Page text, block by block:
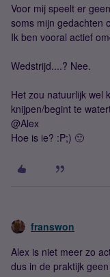
Voor mij speelt er
soms mijn gedachten
Ik ben vooral actief
Wedstrijd....? Nee.
Het zou natuurlijk wel
knijpen/begint te
@Alex
Hoe is ie? :P;) 🙂
franswon
Alex is niet meer zo
dus in de praktijk